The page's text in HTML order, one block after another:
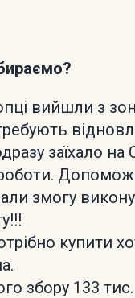
вийшли з
заїхало
роботи.
змогу
купити
збору 133 тис.